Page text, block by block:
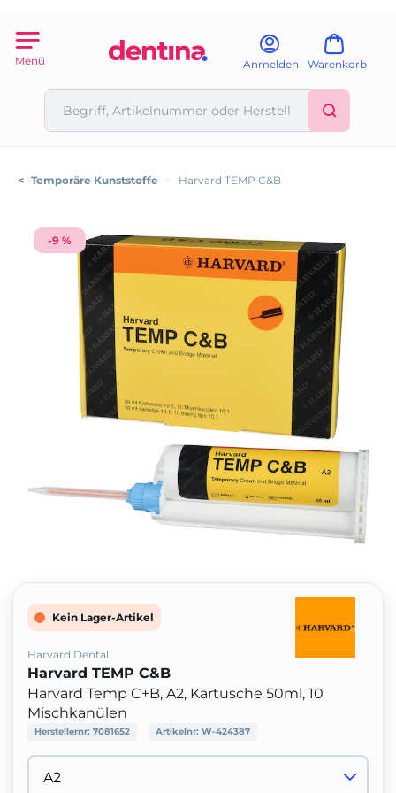
Menü Anmelden Warenkorb
< Temporäre Kunststoffe > Harvard TEMP C&B
-9 %
Kein Lager-Artikel
Harvard Dental
Harvard TEMP C&B
Harvard Temp C+B, A2, Kartusche 50ml, 10
Mischkanülen
Herstellernr: 7081652 Artikelnr: W-424387